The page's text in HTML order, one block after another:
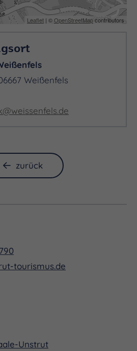
Leaflet | ©OpenStreetMapcontributors
Weißenfels
zurück
tourismus.de
Unstrut